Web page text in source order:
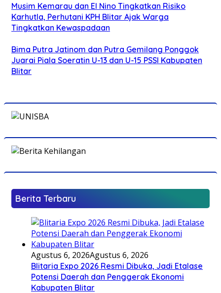
Musim Kemarau dan El Nino Tingkatkan Risiko
Karhutla, Perhutani KPH Blitar Ajak Warga
Tingkatkan Kewaspadaan
Bima Putra Jatinom dan Putra Gemilang Ponggok
Juarai Piala Soeratin U-13 dan U-15 PSSI Kabupaten
Blitar
Berita Terbaru
Agustus 6, 2026Agustus 6, 2026
Blitaria Expo 2026 Resmi Dibuka, Jadi Etalase
Potensi Daerah dan Penggerak Ekonomi
Kabupaten Blitar